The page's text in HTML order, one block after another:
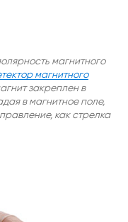
магнитного
магнитного
закреплен в
в магнитное поле,
как стрелка